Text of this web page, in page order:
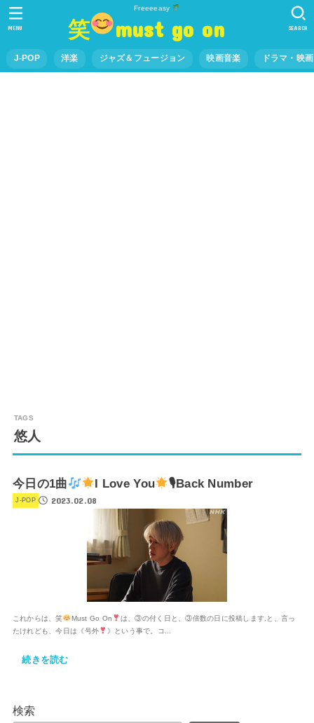
Freeeeasy
笑 must go on
J-POP 洋楽 ジャズ＆フュージョン 映画音楽 ドラマ・映
SEARCH
MENU
悠人
今日の1曲 I Love You 🎙Back Number
J-POP 2023.02.08
これからは、笑 Must Go On
は、③の付く日と、③倍数の日に投稿します,と、言っ
たけれども、今日は《号外
》という事で。コ...
続きを読む
検索